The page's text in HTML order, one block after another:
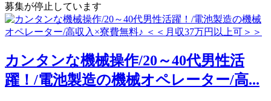
募集が停止しています
カンタンな機械操作/20～40代男性活
躍！/電池製造の機械オペレーター/高...